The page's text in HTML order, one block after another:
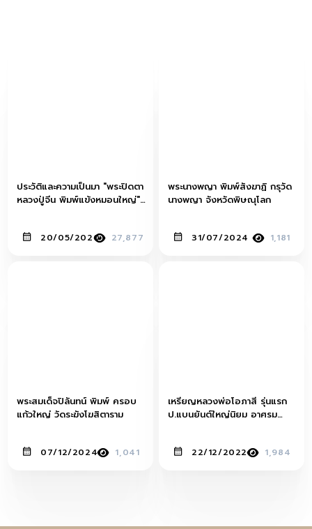
ประวัติและความเป็นมา "พระปิดตา
หลวงปู่จีน พิมพ์แข้งหมอนใหญ่"
20/05/2020 27,877
พระนางพญา พิมพ์สังฆาฏิ กรุวัด
นางพญา จังหวัดพิษณุโลก
31/07/2024 1,181
พระสมเด็จปิลันทน์ พิมพ์ ครอบ
แก้วใหญ่ วัดระฆังโฆสิตาราม
07/12/2024 1,041
เหรียญหลวงพ่อโอภาสี รุ่นแรก
ป.แบนยันต์ใหญ่นิยม อาศรม
22/12/2022 1,984